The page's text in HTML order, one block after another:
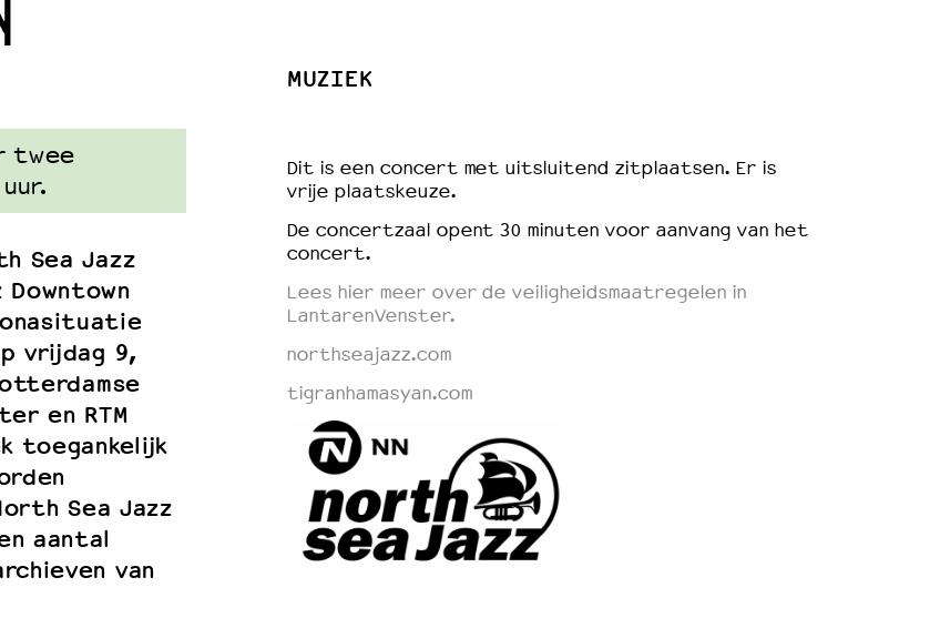
twee
Sea Jazz
vrijdag 9,
en RTM
toegankelijk
Sea Jazz
aantal
van
MUZIEK
Dit is een concert met uitsluitend zitplaatsen. Er is
vrije plaatskeuze.
De concertzaal opent 30 minuten voor aanvang van het
concert.
Lees hier meer over de veiligheidsmaatregelen in
LantarenVenster.
northseajazz.com
tigranhamasyan.com